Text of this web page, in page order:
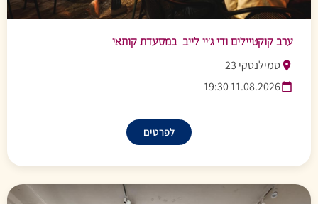
ערב קוקטיילים ודי ג’יי לייב במסעדת קותאי
סמילנסקי 23
11.08.2026 19:30
לפרטים